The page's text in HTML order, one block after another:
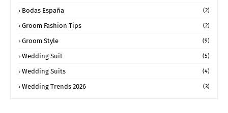
Bodas España (2)
Groom Fashion Tips (2)
Groom Style (9)
Wedding Suit (5)
Wedding Suits (4)
Wedding Trends 2026 (3)